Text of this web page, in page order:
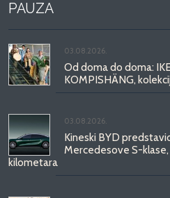
PAUZA
03.08.2026.
Od doma do doma:
KOMPISHÄNG,
03.08.2026.
Kineski BYD
Mercedesove S-
kilometara